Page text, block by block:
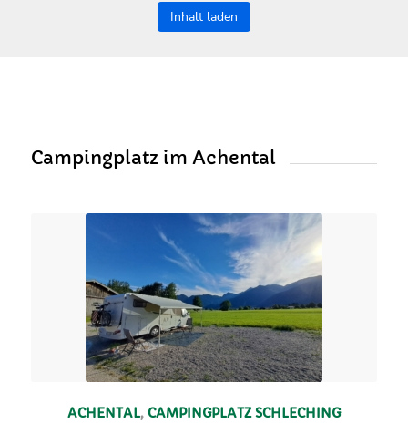
Inhalt laden
Campingplatz im Achental
ACHENTAL, CAMPINGPLATZ SCHLECHING